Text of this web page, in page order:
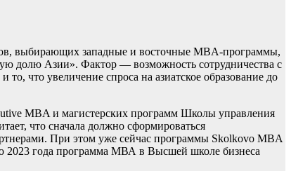
выбирающих западные и восточные MBA-программы,
долю Азии». Фактор — возможность сотрудничества с
что увеличение спроса на азиатское образование до
MBA и магистерских программ Школы управления
что сначала должно сформироваться
При этом уже сейчас программы Skolkovo MBA
года программа МВА в Высшей школе бизнеса